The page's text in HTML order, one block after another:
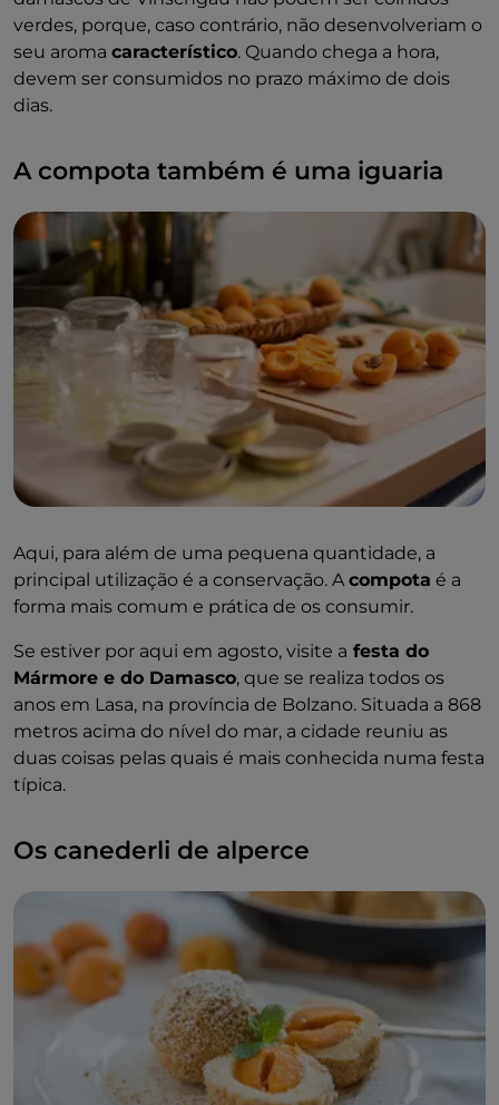
verdes, porque, caso contrário, não desenvolveriam o
seu aroma característico. Quando chega a hora,
devem ser consumidos no prazo máximo de dois
dias.
A compota também é uma iguaria
Aqui, para além de uma pequena quantidade, a
principal utilização é a conservação. Acompota é a
forma mais comum e prática de os consumir.
Se estiver por aqui em agosto, visite a festa do
Mármore e do Damasco, que se realiza todos os
anos em Lasa, na província de Bolzano. Situada a 868
metros acima do nível do mar, a cidade reuniu as
duas coisas pelas quais é mais conhecida numa festa
típica.
Os canederli de alperce